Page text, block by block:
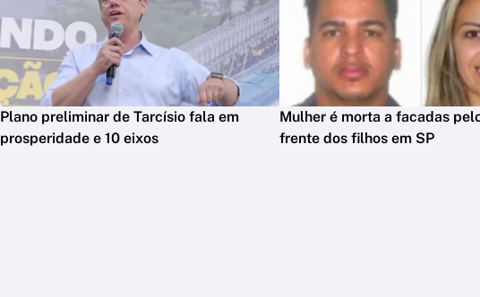
Plano preliminar de Tarcísio fala em
prosperidade e 10 eixos
Mulher é morta a facadas
frente dos filhos em SP